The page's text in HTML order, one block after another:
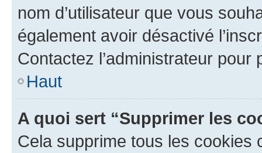
nom d’utilisateur que vous
également avoir désactivé
Contactez l’administrateur
Haut
A quoi sert “Supprimer les
Cela supprime tous les cookies